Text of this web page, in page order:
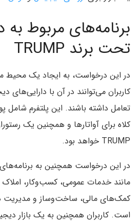
برنامه‌های مربوط
تحت برند TRUMP
در این درخواست، به ایجاد یک محیط
کاربران می‌توانند در آن با دارایی‌های
تعامل داشته باشند. این پلتفرم
کلاه برای آواتارها و همچنین یک
TRUMP خواهد بود.
در این درخواست همچنین به
مانند خدمات عمومی، کسب‌‌وکار،
کمک‌های مالی، ساخت‌‌وساز و مدیریت
است. کاربران همچنین به یک بازار